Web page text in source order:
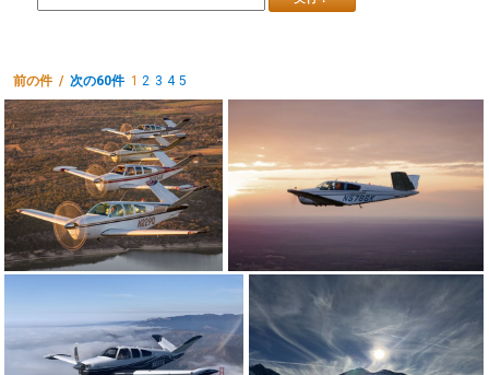
前の件 /次の60件1 2 3 4 5